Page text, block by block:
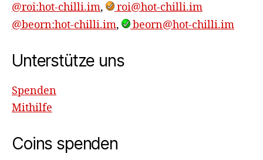
@roi:hot-chilli.im,
roi@hot-chilli.im
@beorn:hot-chilli.im, beorn@hot-chilli.im
Unterstütze uns
Spenden
Mithilfe
Coins spenden